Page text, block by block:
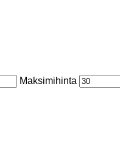
Maksimihinta